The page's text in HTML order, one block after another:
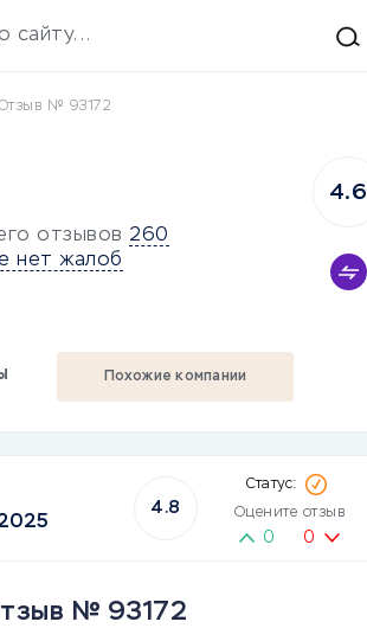
сайту...
№ 93172
отзывов 260
нет жалоб
4.6
Похожие компании
4.8 Оцените отзыв
0 0
№ 93172